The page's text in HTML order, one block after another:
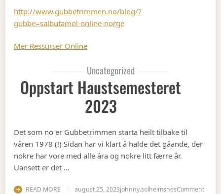
http://www.gubbetrimmen.no/blog/?
gubbe=salbutamol-online-norge
Mer Ressurser Online
Uncategorized
Oppstart Haustsemesteret
2023
Det som no er Gubbetrimmen starta heilt tilbake til
våren 1978 (!) Sidan har vi klart å halde det gåande, der
nokre har vore med alle åra og nokre litt færre år.
Uansett er det …
READ MORE august 25, 2023johnny.solheimsnesCommenton